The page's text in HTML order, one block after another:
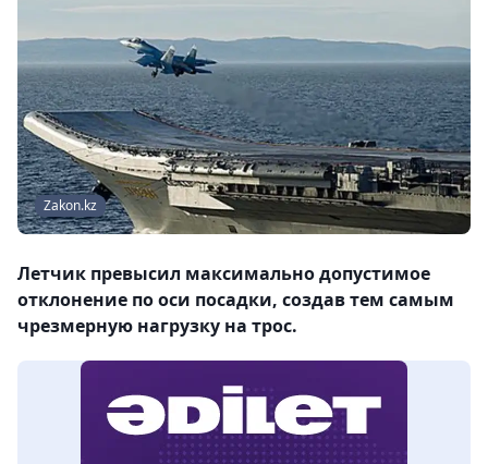
Zakon.kz
Летчик превысил максимально допустимое
отклонение по оси посадки, создав тем самым
чрезмерную нагрузку на трос.